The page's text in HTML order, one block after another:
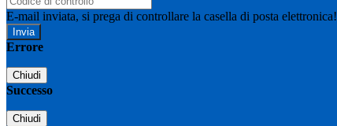
E-mail inviata, si prega di controllare la casella di posta elettronica!
Errore
Chiudi
Successo
Chiudi